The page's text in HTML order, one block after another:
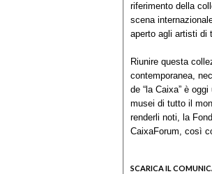
riferimento della
scena
aperto agli artisti di
Riunire questa
contemporanea,
de “la Caixa” è
musei di tutto il
renderli noti, la
CaixaForum, così
SCARICA IL